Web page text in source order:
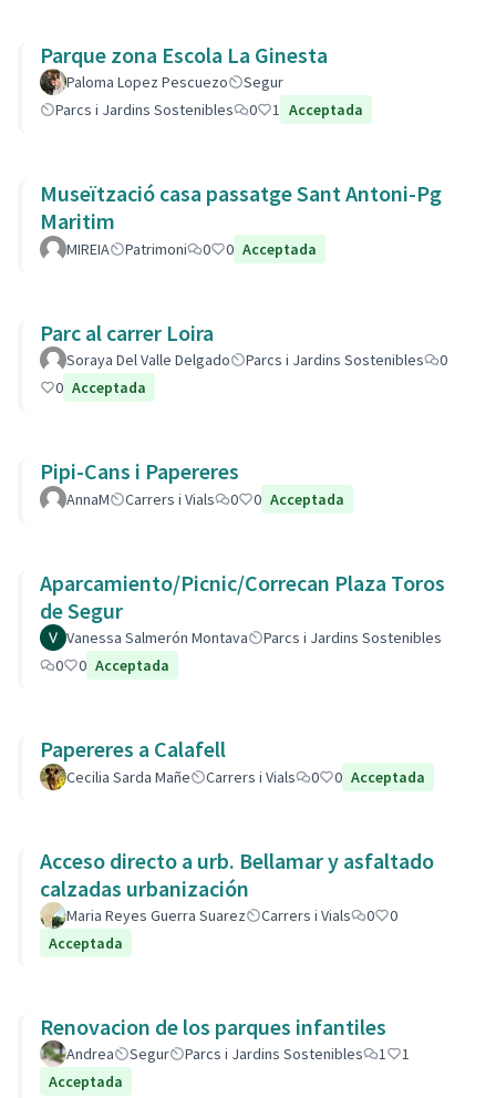
Parque zona Escola La Ginesta
Paloma Lopez Pescuezo
Segur
Parcs i Jardins Sostenibles
0 1 Acceptada
Museïtzació casa passatge Sant Antoni-Pg
Maritim
MIREIA Patrimoni 0 0 Acceptada
Parc al carrer Loira
Soraya Del Valle Delgado Parcs i Jardins Sostenibles
0
0 Acceptada
Pipi-Cans i Papereres
AnnaM Carrers i Vials 0 0 Acceptada
Aparcamiento/Picnic/Correcan Plaza Toros
de Segur
Vanessa Salmerón Montava
Parcs i Jardins Sostenibles
0
0 Acceptada
Papereres a Calafell
Cecilia Sarda Mañe Carrers i Vials 0 0 Acceptada
Acceso directo a urb. Bellamar y asfaltado
calzadas urbanización
Maria Reyes Guerra Suarez Carrers i Vials 0
0
Acceptada
Renovacion de los parques infantiles
Andrea Segur Parcs i Jardins Sostenibles 1
1
Acceptada